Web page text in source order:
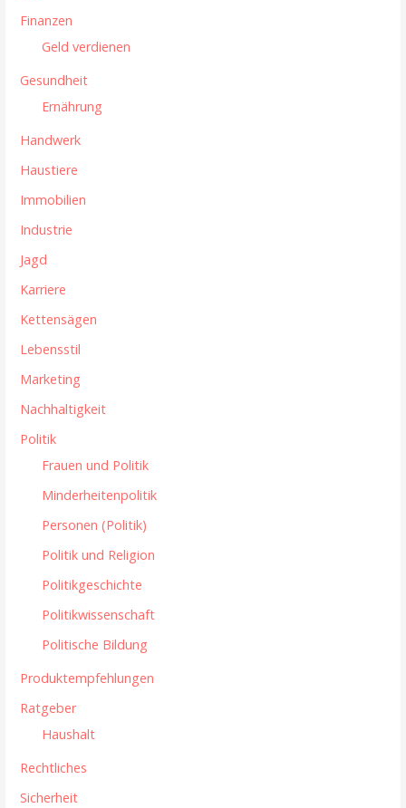
nFinanzen
Geld verdienen
Gesundheit
Ernährung
Handwerk
Haustiere
Immobilien
Industrie
Jagd
Karriere
Kettensägen
Lebensstil
Marketing
Nachhaltigkeit
Politik
Frauen und Politik
Minderheitenpolitik
Personen (Politik)
Politik und Religion
Politikgeschichte
Politikwissenschaft
Politische Bildung
Produktempfehlungen
Ratgeber
Haushalt
Rechtliches
Sicherheit